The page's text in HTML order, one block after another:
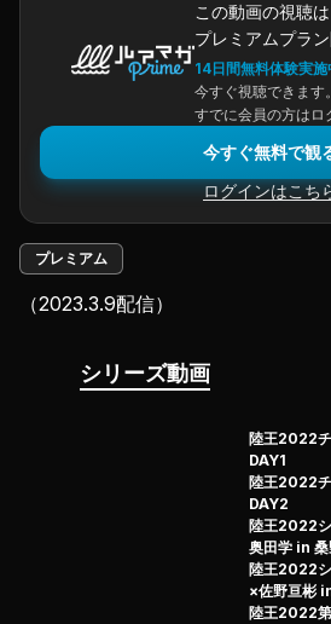
この動画の視聴は
プレミアムプラ
14日間無料体験実施
今すぐ視聴できます。
すでに会員の方はロ
今すぐ無料で観
ログインはこち
プレミアム
（2023.3.9配信）
シリーズ動画
陸王2022
DAY1
陸王2022
DAY2
陸王2022
奥田学 in 桑
陸王2022
×佐野亘彬
陸王2022